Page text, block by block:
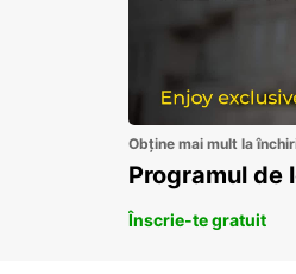
Obține mai mult la
Programul de
Înscrie-te gratuit